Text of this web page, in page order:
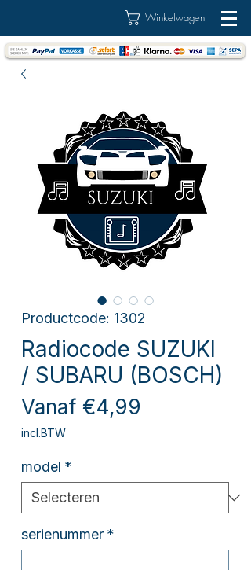
Winkelwagen
Productcode: 1302
Radiocode SUZUKI
/ SUBARU (BOSCH)
Vanaf €4,99
incl.BTW
model *
serienummer *